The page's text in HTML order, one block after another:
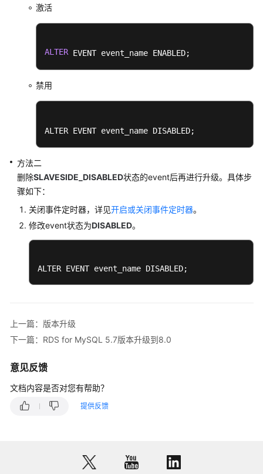
域）
考
隆
坡
域）
户
指
南
（安
卡
API
（安
卡
区
用
激活
ALTER EVENT event_name ENABLED;
禁用
ALTER EVENT event_name DISABLED;
方法二
删除SLAVESIDE_DISABLED状态的event后再进行升级。具体步
骤如下：
关闭事件定时器，详见开启或关闭事件定时器。
修改event状态为DISABLED。
ALTER EVENT event_name DISABLED;
上一篇：版本升级
下一篇：RDS for MySQL 5.7版本升级到8.0
意见反馈
文档内容是否对您有帮助？
提供反馈